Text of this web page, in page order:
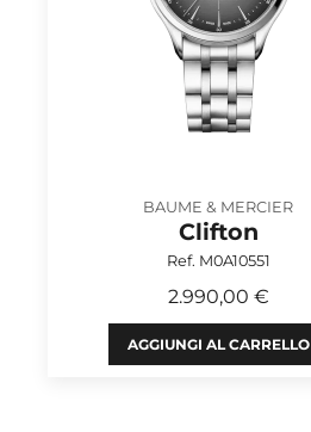
BAUME & MERCIER
Clifton
Ref. M0A10551
2.990,00 €
AGGIUNGI AL CARRELLO